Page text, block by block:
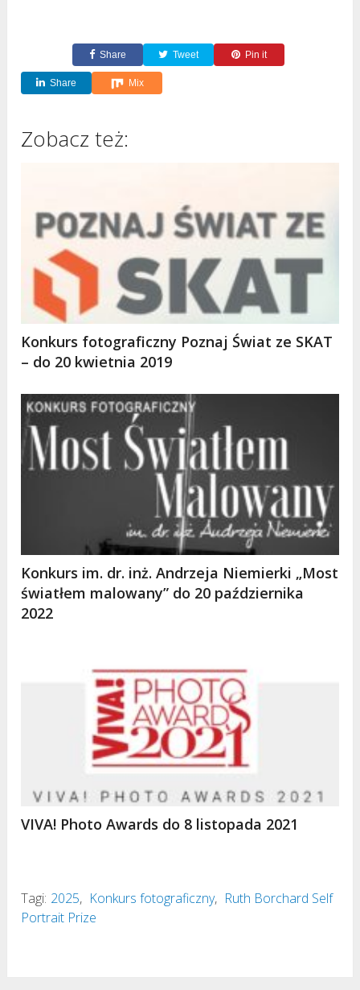
Share Tweet Pin it
Share Mix
Zobacz też:
Konkurs fotograficzny Poznaj Świat ze SKAT
– do 20 kwietnia 2019
Konkurs im. dr. inż. Andrzeja Niemierki „Most
światłem malowany” do 20 października
2022
VIVA! Photo Awards do 8 listopada 2021
Tagi: 2025, Konkurs fotograficzny, Ruth Borchard Self
Portrait Prize